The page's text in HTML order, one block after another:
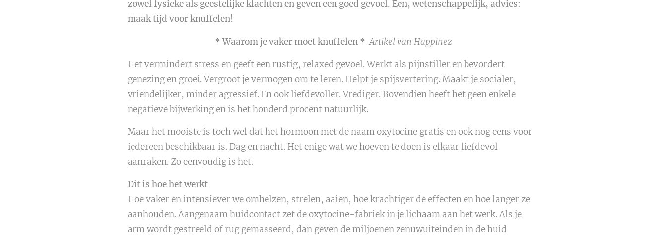
zowel fysieke als geestelijke klachten en geven een goed gevoel. Een, wetenschappelijk, advies:
maak tijd voor knuffelen!
* Waarom je vaker moet knuffelen * Artikel van Happinez
Het vermindert stress en geeft een rustig, relaxed gevoel. Werkt als pijnstiller en bevordert
genezing en groei. Vergroot je vermogen om te leren. Helpt je spijsvertering. Maakt je socialer,
vriendelijker, minder agressief. En ook liefdevoller. Vrediger. Bovendien heeft het geen enkele
negatieve bijwerking en is het honderd procent natuurlijk.
Maar het mooiste is toch wel dat het hormoon met de naam oxytocine gratis en ook nog eens voor
iedereen beschikbaar is. Dag en nacht. Het enige wat we hoeven te doen is elkaar liefdevol
aanraken. Zo eenvoudig is het.
Dit is hoe het werkt
Hoe vaker en intensiever we omhelzen, strelen, aaien, hoe krachtiger de effecten en hoe langer ze
aanhouden. Aangenaam huidcontact zet de oxytocine-fabriek in je lichaam aan het werk. Als je
arm wordt gestreeld of rug gemasseerd, dan geven de miljoenen zenuwuiteinden in de huid